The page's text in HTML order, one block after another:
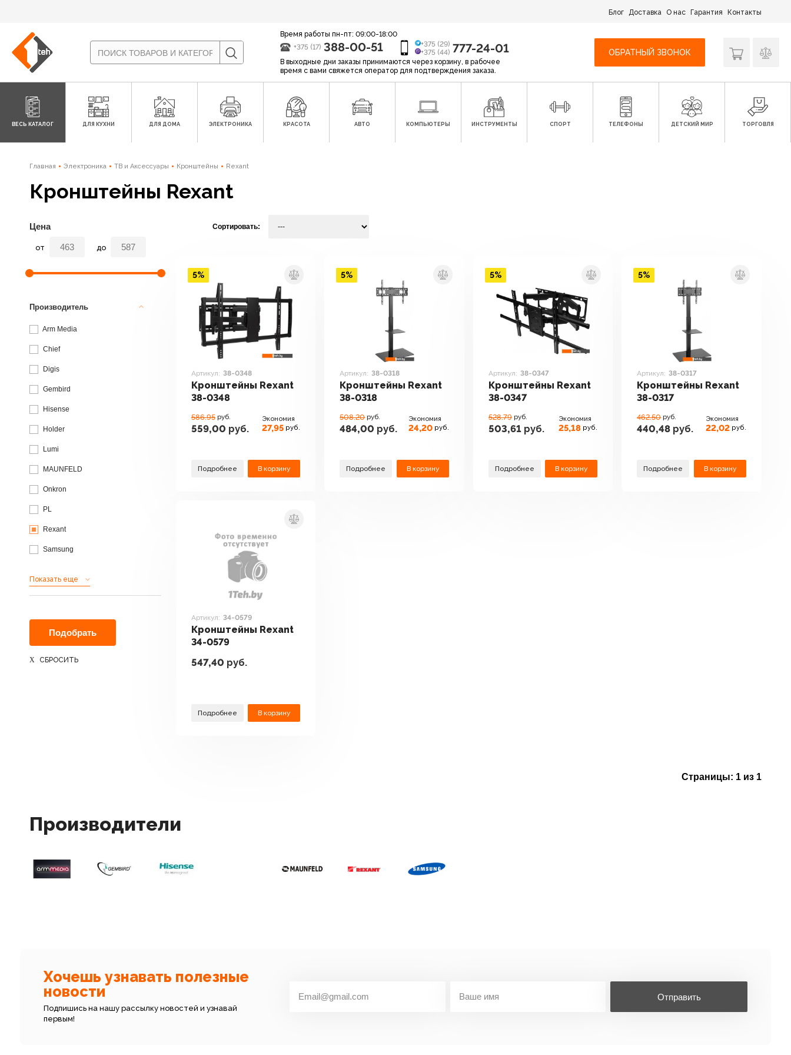
Блог Доставка О нас Гарантия Контакты
Время работы пн-пт: 09:00-18:00
+375 (17) 388-00-51
+375 (29)
+375 (44) 777-24-01
В выходные дни заказы принимаются через корзину, в рабочее
время с вами свяжется оператор для подтверждения заказа.
ОБРАТНЫЙ ЗВОНОК
ВЕСЬ КАТАЛОГ ДЛЯ КУХНИ ДЛЯ ДОМА ЭЛЕКТРОНИКА КРАСОТА АВТО КОМПЬЮТЕРЫ ИНСТРУМЕНТЫ СПОРТ ТЕЛЕФОНЫ ДЕТСКИЙ МИР ТОРГОВЛЯ
Главная Электроника ТВ и Аксессуары Кронштейны Rexant
Кронштейны Rexant
Цена
от до
Производитель
Arm Media
Chief
Digis
Gembird
Hisense
Holder
Lumi
MAUNFELD
Onkron
PL
Rexant
Samsung
Показать еще
СБРОСИТЬ
Сортировать:
Артикул: 38-0348
Кронштейны Rexant
38-0348
586.95 руб.
559,00 руб.
Экономия
27,95 руб.
Подробнее В корзину
5%
Артикул: 38-0318
Кронштейны Rexant
38-0318
508.20 руб.
484,00 руб.
Экономия
24,20 руб.
Подробнее В корзину
5%
Артикул: 38-0347
Кронштейны Rexant
38-0347
528.79 руб.
503,61руб.
Экономия
25,18 руб.
Подробнее В корзину
5%
Артикул: 38-0317
Кронштейны Rexant
38-0317
462.50 руб.
440,48 руб.
Экономия
22,02 руб.
Подробнее В корзину
5%
Артикул: 34-0579
Кронштейны Rexant
34-0579
547,40 руб.
Подробнее В корзину
Страницы: 1 из 1
Производители
Хочешь узнавать полезные
новости
Подпишись на нашу рассылку новостей и узнавай
первым!
Отправить